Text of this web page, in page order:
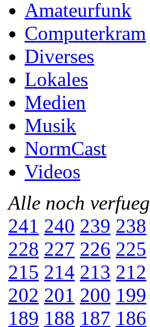
Amateurfunk
Computerkram
Diverses
Lokales
Medien
Musik
NormCast
Videos
Alle noch
241 240 239 238
228 227 226 225
215 214 213 212
202 201 200 199
189 188 187 186